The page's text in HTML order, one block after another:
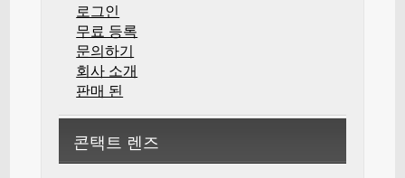
로그인
무료 등록
문의하기
회사 소개
판매 된
콘택트 렌즈